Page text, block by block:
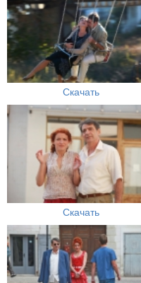
Скачать
Скачать